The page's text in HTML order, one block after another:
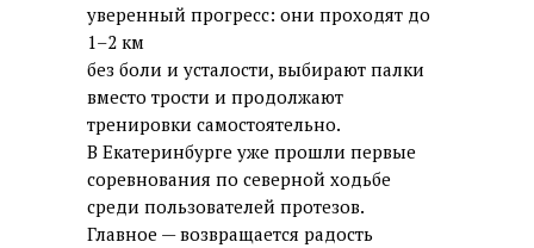
уверенный прогресс: они проходят до
1–2 км
без боли и усталости, выбирают палки
вместо трости и продолжают
тренировки самостоятельно.
В Екатеринбурге уже прошли первые
соревнования по северной ходьбе
среди пользователей протезов.
Главное — возвращается радость